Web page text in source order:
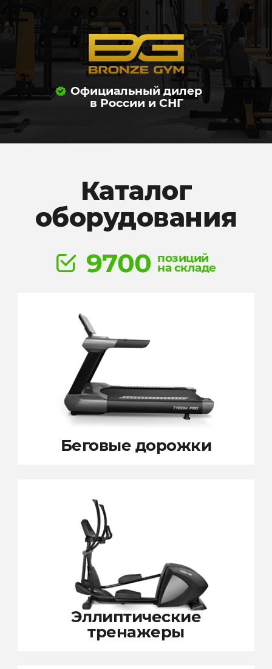
Официальный дилер
в России и СНГ
Каталог
оборудования
9700 позиций
на складе
Беговые дорожки
Эллиптические
тренажеры